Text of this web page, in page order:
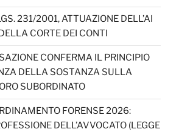
231/2001, ATTUAZIONE DELL’AI
CORTE DEI CONTI
CONFERMA IL PRINCIPIO
DELLA SOSTANZA SULLA
SUBORDINATO
FORENSE 2026:
DELL’AVVOCATO (LEGGE